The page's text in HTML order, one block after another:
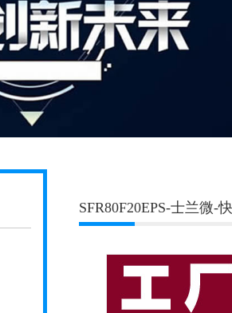
SFR80F20EPS-士兰微-